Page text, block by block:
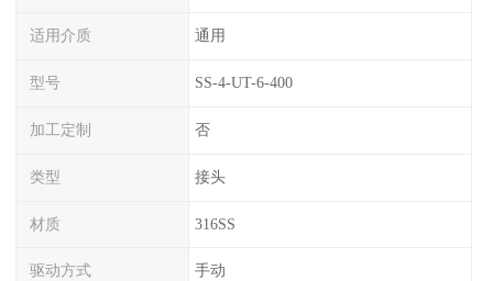
适用介质 通用
型号 SS-4-UT-6-400
加工定制 否
类型 接头
材质 316SS
驱动方式 手动